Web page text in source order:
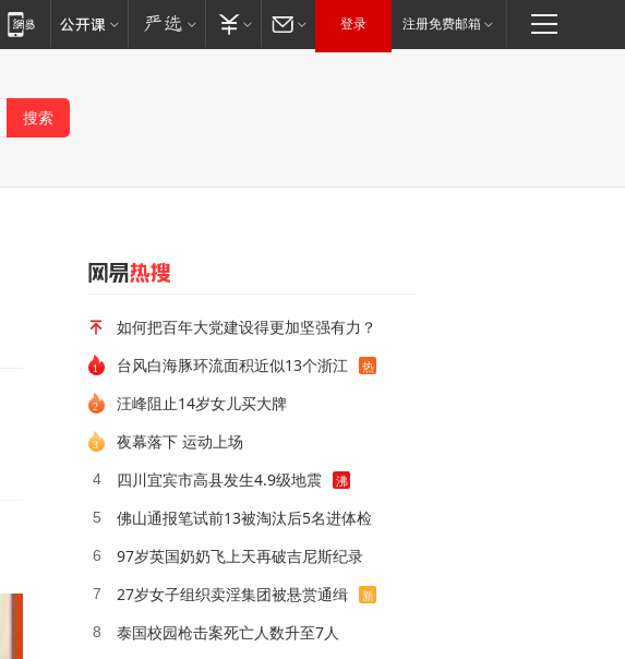
登录 注册免费邮箱
如何把百年大党建设得更加坚强有力？
台风白海豚环流面积近似13个浙江 热
汪峰阻止14岁女儿买大牌
夜幕落下 运动上场
4 四川宜宾市高县发生4.9级地震 沸
5 佛山通报笔试前13被淘汰后5名进体检
6 97岁英国奶奶飞上天再破吉尼斯纪录
7 27岁女子组织卖淫集团被悬赏通缉 新
8 泰国校园枪击案死亡人数升至7人